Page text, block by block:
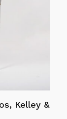
Kelley &